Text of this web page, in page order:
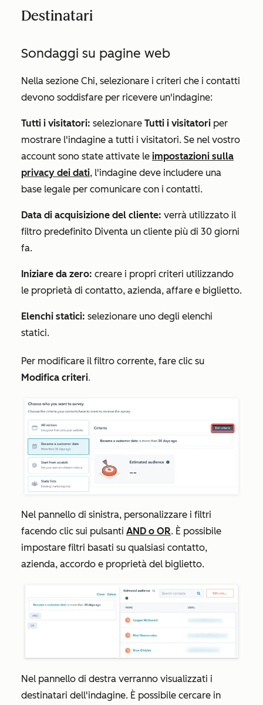
Destinatari
Sondaggi su pagine web
Nella sezione Chi, selezionare i criteri che i contatti
devono soddisfare per ricevere un'indagine:
Tutti i visitatori: selezionare Tutti i visitatori per
mostrare l'indagine a tutti i visitatori. Se nel vostro
account sono state attivate le impostazioni sulla
privacy dei dati, l'indagine deve includere una
base legale per comunicare con i contatti.
Data di acquisizione del cliente: verrà utilizzato il
filtro predefinito Diventa un cliente più di 30 giorni
fa.
Iniziare da zero: creare i propri criteri utilizzando
le proprietà di contatto, azienda, affare e biglietto.
Elenchi statici: selezionare uno degli elenchi
statici.
Per modificare il filtro corrente, fare clic su
Modifica criteri.
Nel pannello di sinistra, personalizzare i filtri
facendo clic sui pulsanti AND o OR. È possibile
impostare filtri basati su qualsiasi contatto,
azienda, accordo e proprietà del biglietto.
Nel pannello di destra verranno visualizzati i
destinatari dell'indagine. È possibile cercare in